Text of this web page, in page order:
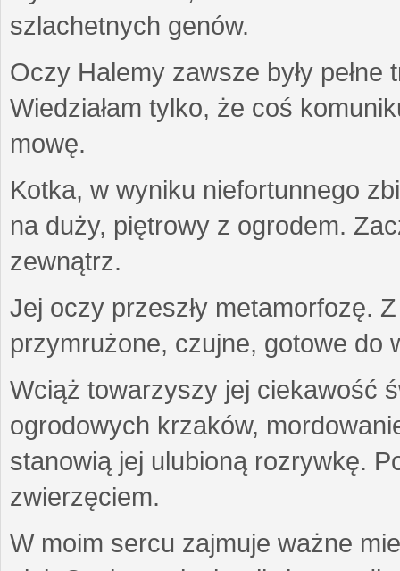
szlachetnych genów.
Oczy Halemy zawsze były
Wiedziałam tylko, że coś
mowę.
Kotka, w wyniku niefortunnego
na duży, piętrowy z ogrodem.
zewnątrz.
Jej oczy przeszły metamorfozę.
przymrużone, czujne, gotowe do
Wciąż towarzyszy jej ciekawość
ogrodowych krzaków,
stanowią jej ulubioną rozrywkę.
zwierzęciem.
W moim sercu zajmuje ważne